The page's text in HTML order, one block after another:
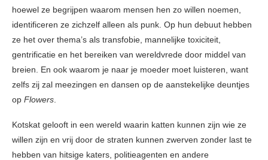
hoewel ze begrijpen waarom mensen hen zo willen noemen,
identificeren ze zichzelf alleen als punk. Op hun debuut hebben
ze het over thema’s als transfobie, mannelijke toxiciteit,
gentrificatie en het bereiken van wereldvrede door middel van
breien. En ook waarom je naar je moeder moet luisteren, want
zelfs zij zal meezingen en dansen op de aanstekelijke deuntjes
op Flowers
Kotskat gelooft in een wereld waarin katten kunnen zijn wie ze
willen zijn en vrij door de straten kunnen zwerven zonder last te
hebben van hitsige katers, politieagenten en andere